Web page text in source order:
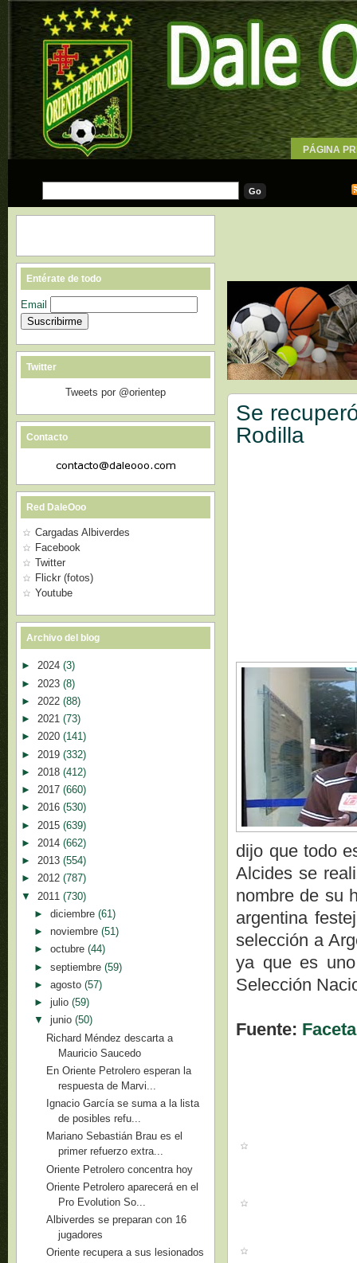
PÁGINA
Se
Rodilla
dijo que todo
Alcides se
nombre de su
argentina
selección a
ya que es
Selección
Fuente:
Entérate de todo
Email
Twitter
Tweets por @orientep
Contacto
Red DaleOoo
Cargadas Albiverdes
Facebook
Twitter
Flickr (fotos)
Youtube
Archivo del blog
► 2024 (3)
► 2023 (8)
► 2022 (88)
► 2021 (73)
► 2020 (141)
► 2019 (332)
► 2018 (412)
► 2017 (660)
► 2016 (530)
► 2015 (639)
► 2014 (662)
► 2013 (554)
► 2012 (787)
▼ 2011 (730)
► diciembre (61)
► noviembre (51)
► octubre (44)
► septiembre (59)
► agosto (57)
► julio (59)
▼ junio (50)
Richard Méndez descarta a
Mauricio Saucedo
En Oriente Petrolero esperan la
respuesta de Marvi...
Ignacio García se suma a la lista
de posibles refu...
Mariano Sebastián Brau es el
primer refuerzo extra...
Oriente Petrolero concentra hoy
Oriente Petrolero aparecerá en el
Pro Evolution So...
Albiverdes se preparan con 16
jugadores
Oriente recupera a sus lesionados